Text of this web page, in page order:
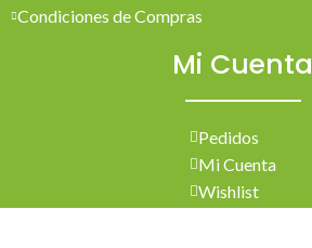
Condiciones de Compras
Mi Cuenta
Pedidos
Mi Cuenta
Wishlist